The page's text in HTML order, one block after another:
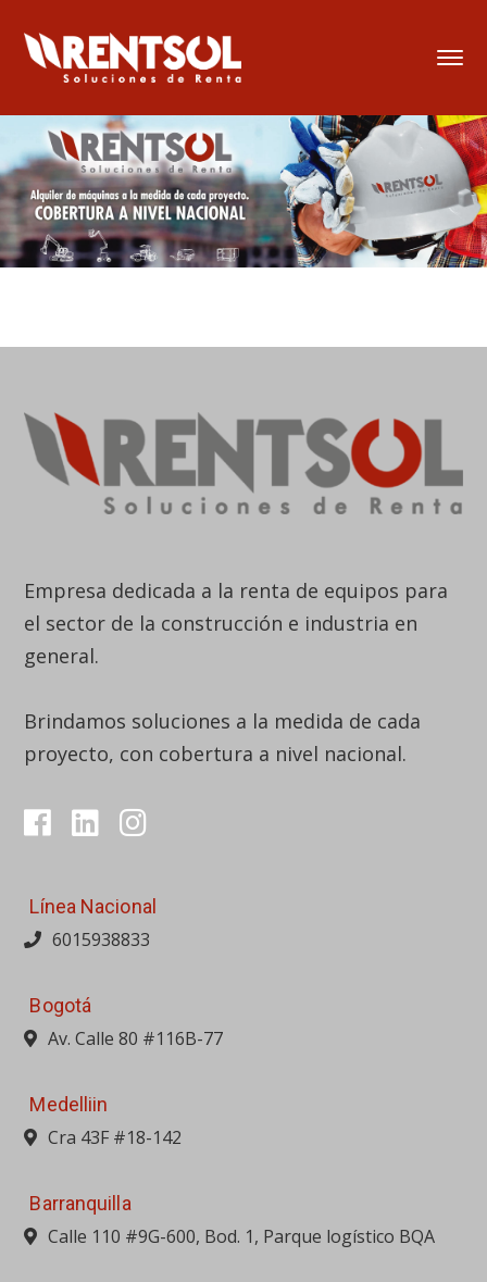
Empresa dedicada a la renta de equipos para
el sector de la construcción e industria en
general.
Brindamos soluciones a la medida de cada
proyecto, con cobertura a nivel nacional.
Línea Nacional
6015938833
Bogotá
Av. Calle 80 #116B-77
Medelliin
Cra 43F #18-142
Barranquilla
Calle 110 #9G-600, Bod. 1, Parque logístico BQA